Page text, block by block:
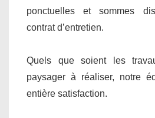
ponctuelles et sommes
contrat d’entretien.
Quels que soient les
paysager à réaliser, notre
entière satisfaction.